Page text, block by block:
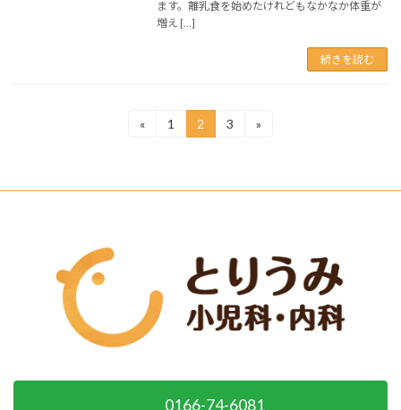
ます。離乳食を始めたけれどもなかなか体重が
増え […]
続きを読む
の
«
固
ジ
1
固
定
ジ
2
固
ジ
3 »
0166-74-6081